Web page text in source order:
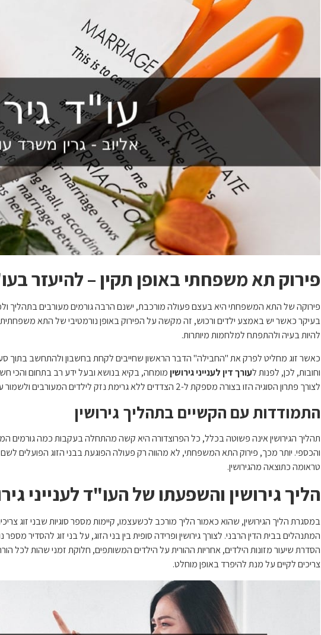
פירוק תא משפחתי באופן תקין – להיעזר
פירוקה של התא המשפחתי היא בעצם פעולה מורכבת, ישנם הרבה גורמים מעורבים בתהליך
בעיקר כאשר יש באמצע ילדים ורכוש, זה מקשה על הפירוק באופן נורמטיבי של התא משפחתית
להיות בעיה ולהתפתח למלחמות מיותרות.
כאשר זוג מחליט לפרק את "החבילה" הדבר הראשון שחייבים לקחת בחשבון ולהתחשב בתוך
וחובות, לכן, לפנות לעורך דין לענייני גירושיןמומחה, בקיא בנושא ובעל ידע רב בתחום והכי
לצורך פתרון הסוגיה הזו בצורה מספקת ל-2 הצדדים ללא גרימת נזק לילדים המעורבים ולשמור על קשר משותף בין שני ההורים.
התמודדות עם הקשיים בתהליך גירושין
תהליך הגירושין אינה פשוטה בכלל, כל הפרוצדורה היא קשה מהתחלה בעקבות כמה גורמים
והכספי. יותר מכך, פירוק התא המשפחתי, לא מהווה רק פעולה הפוגעת בבני הזוג הפועלים לשם
טראומה כתוצאה מהגירושין.
הליך גירושין והשפעתו של העו"ד לענייני
במסגרת הליך הגירושין, שהוא כאמור הליך מורכב לכשעצמו, קיימות מספר סוגיות שבני זוג
המתנהלים בבית הדין הרבני. לצורך גירושין ופרידה סופית בין בני הזוג, על בני זוג להסדיר
הסדרת שיעור מזונות הילדים, אחריות ההורית על הילדים המשותפים, חלוקת זמני שהות לכל הורה
צריכים לקיים על מנת להיפרד באופן מוחלט.